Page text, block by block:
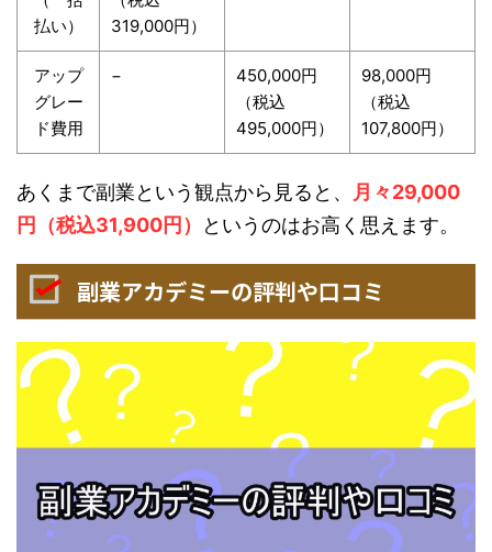
払い）
319,000円）
アップ
グレー
ド費用
−
450,000円
（税込
495,000円）
98,000円
（税込
107,800円）
あくまで副業という観点から見ると、
月々29,000
円（税込31,900円）
というのはお高く思えます。
副業アカデミーの評判や口コミ